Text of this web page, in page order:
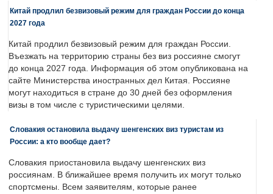
Китай продлил безвизовый режим для граждан России до конца
2027 года
Китай продлил безвизовый режим для граждан России.
Въезжать на территорию страны без виз россияне смогут
до конца 2027 года. Информация об этом опубликована на
сайте Министерства иностранных дел Китая. Россияне
могут находиться в стране до 30 дней без оформления
визы в том числе с туристическими целями.
Словакия остановила выдачу шенгенских виз туристам из
России: а кто вообще дает?
Словакия приостановила выдачу шенгенских виз
россиянам. В ближайшее время получить их могут только
спортсмены. Всем заявителям, которые ранее